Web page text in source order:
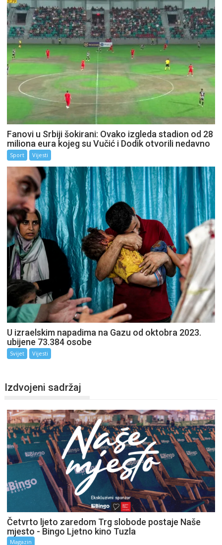
Fanovi u Srbiji šokirani: Ovako izgleda stadion od 28
miliona eura kojeg su Vučić i Dodik otvorili nedavno
Sport Vijesti
U izraelskim napadima na Gazu od oktobra 2023.
ubijene 73.384 osobe
Svijet Vijesti
Izdvojeni sadržaj
Četvrto ljeto zaredom Trg slobode postaje Naše
mjesto - Bingo Ljetno kino Tuzla
Magazin